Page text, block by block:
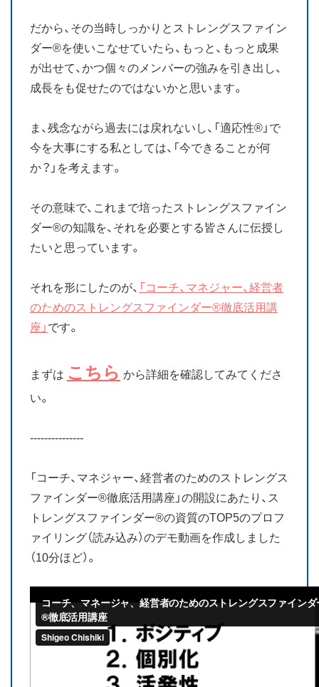
だから、その当時しっかりとストレングスファイン
ダー®を使いこなせていたら、もっと、もっと成果
が出せて、かつ個々のメンバーの強みを引き出し、
成長をも促せたのではないかと思います。
ま、残念ながら過去には戻れないし、「適応性®」で
今を大事にする私としては、「今できることが何
か？」を考えます。
その意味で、これまで培ったストレングスファイン
ダー®の知識を、それを必要とする皆さんに伝授し
たいと思っています。
それを形にしたのが、 「コーチ、マネジャー、経営者
のためのストレングスファインダー®徹底活用講
座」です。
まずは こちら から詳細を確認してみてくださ
い。
---------------
「コーチ、マネジャー、経営者のためのストレングス
ファインダー®徹底活用講座」の開設にあたり、ス
トレングスファインダー®の資質のTOP5のプロフ
ァイリング（読み込み）のデモ動画を作成しました
（10分ほど）。